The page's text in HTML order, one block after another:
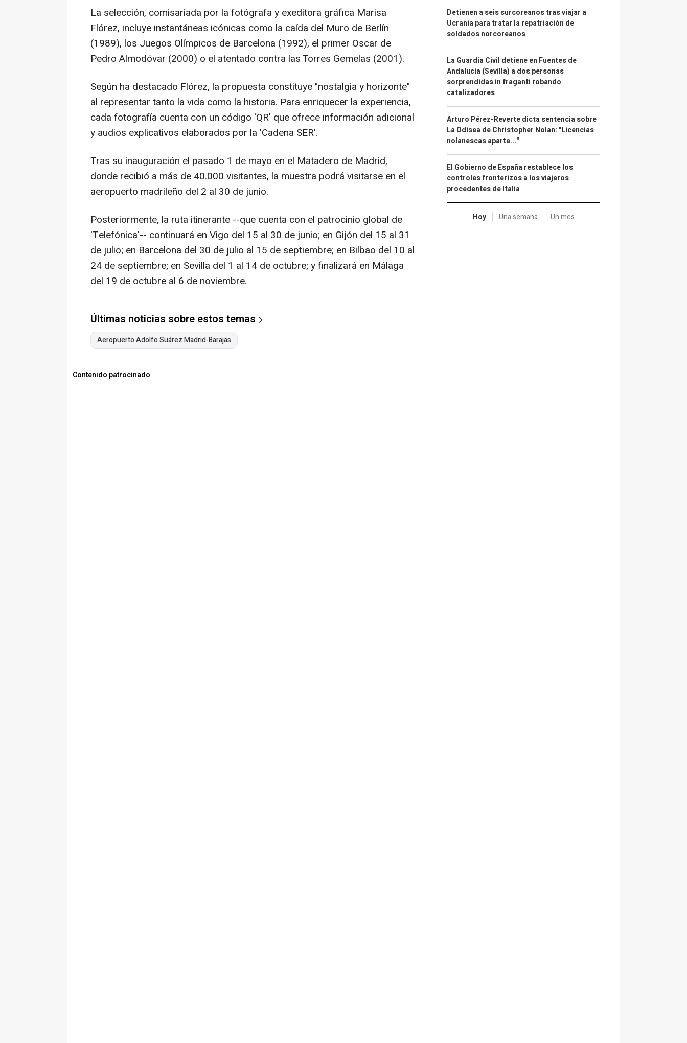
La selección, comisariada por la fotógrafa y exeditora gráfica Marisa
Flórez, incluye instantáneas icónicas como la caída del Muro de Berlín
(1989), los Juegos Olímpicos de Barcelona (1992), el primer Oscar de
Pedro Almodóvar (2000) o el atentado contra las Torres Gemelas (2001).
Según ha destacado Flórez, la propuesta constituye "nostalgia y horizonte"
al representar tanto la vida como la historia. Para enriquecer la experiencia,
cada fotografía cuenta con un código 'QR' que ofrece información adicional
y audios explicativos elaborados por la 'Cadena SER'.
Tras su inauguración el pasado 1 de mayo en el Matadero de Madrid,
donde recibió a más de 40.000 visitantes, la muestra podrá visitarse en el
aeropuerto madrileño del 2 al 30 de junio.
Posteriormente, la ruta itinerante --que cuenta con el patrocinio global de
'Telefónica'-- continuará en Vigo del 15 al 30 de junio; en Gijón del 15 al 31
de julio; en Barcelona del 30 de julio al 15 de septiembre; en Bilbao del 10 al
24 de septiembre; en Sevilla del 1 al 14 de octubre; y finalizará en Málaga
del 19 de octubre al 6 de noviembre.
Últimas noticias sobre estos temas
Aeropuerto Adolfo Suárez Madrid-Barajas
Contenido patrocinado
Detienen a seis surcoreanos tras viajar a
Ucrania para tratar la repatriación de
soldados norcoreanos
La Guardia Civil detiene en Fuentes de
Andalucía (Sevilla) a dos personas
sorprendidas in fraganti robando
catalizadores
Arturo Pérez-Reverte dicta sentencia sobre
La Odisea de Christopher Nolan: "Licencias
nolanescas aparte..."
El Gobierno de España restablece los
controles fronterizos a los viajeros
procedentes de Italia
Hoy Una semana Un mes